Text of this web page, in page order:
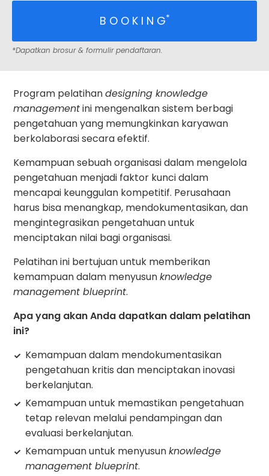
B O O K I N G*
*Dapatkan brosur & formulir pendaftaran.
Program pelatihandesigning knowledge
managementini mengenalkan sistem berbagi
pengetahuan yang memungkinkan karyawan
berkolaborasi secara efektif.
Kemampuan sebuah organisasi dalam mengelola
pengetahuan menjadi faktor kunci dalam
mencapai keunggulan kompetitif. Perusahaan
harus bisa menangkap, mendokumentasikan, dan
mengintegrasikan pengetahuan untuk
menciptakan nilai bagi organisasi.
Pelatihan ini bertujuan untuk memberikan
kemampuan dalam menyusunknowledge
management blueprint.
Apa yang akan Anda dapatkan dalam pelatihan
ini?
Kemampuan dalam mendokumentasikan
pengetahuan kritis dan menciptakan inovasi
berkelanjutan.
Kemampuan untuk memastikan pengetahuan
tetap relevan melalui pendampingan dan
evaluasi berkelanjutan.
Kemampuan untuk menyusunknowledge
management blueprint.